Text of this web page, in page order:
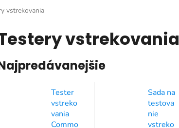
vstrekovania
vstrekovania
Tester
vstreko
vania
Commo
Sada na
testova
nie
vstreko